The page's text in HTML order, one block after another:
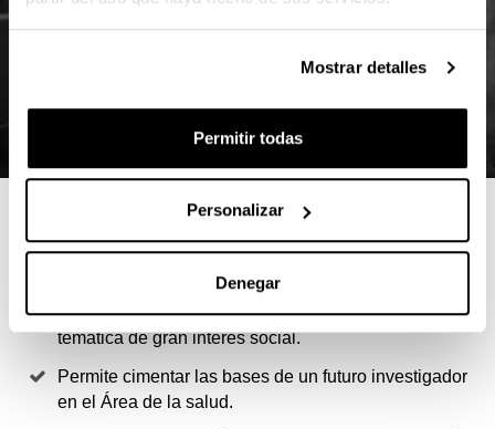
Mostrar detalles
Permitir todas
Personalizar
Denegar
4 RAZONES PARA ELEGIR ESTE
MÁSTER
Permite especializarse, con rigor científico, en una
temática de gran interés social.
Permite cimentar las bases de un futuro investigador
en el Área de la salud.